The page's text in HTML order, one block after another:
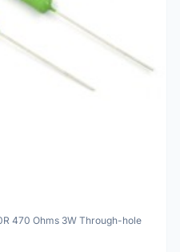
470 Ohms 3W Through-hole